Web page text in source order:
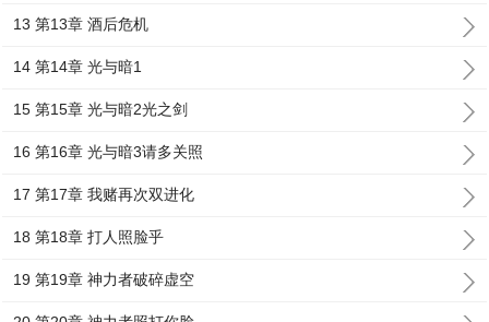
13 第13章 酒后危机
14 第14章 光与暗1
15 第15章 光与暗2光之剑
16 第16章 光与暗3请多关照
17 第17章 我赌再次双进化
18 第18章 打人照脸乎
19 第19章 神力者破碎虚空